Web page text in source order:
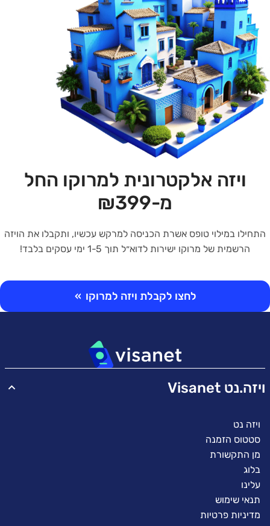
ויזה אלקטרונית למרוקו החל
מ-₪399
התחילו במילוי טופס אשרת הכניסה למרקש עכשיו, ותקבלו את הויזה
הרשמית של מרוקו ישירות לדוא״ל תוך 1-5 ימי עסקים בלבד!
לחצו לקבלת ויזה למרוקו »
ויזה.נט Visanet
ויזה נט
סטטוס הזמנה
מן התקשורת
בלוג
עלינו
תנאי שימוש
מדיניות פרטיות